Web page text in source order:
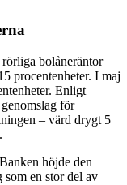
bolåneräntor
procentenheter. I maj
Enligt
för
– värd drygt 5
höjde den
som en stor del av